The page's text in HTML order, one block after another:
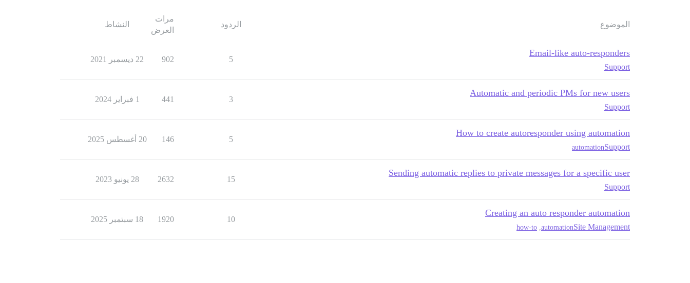
الموضوع الردود
مرات
العرض
النشاط
Email-like auto-responders
Support
5
902 22 ديسمبر 2021
Automatic and periodic PMs for new users
Support
3
441 1 فبراير 2024
How to create autoresponder using automation
Support
automation
5
146 20 أغسطس 2025
Sending automatic replies to private messages for a specific user
Support
15
2632 28 يونيو 2023
Creating an auto responder automation
Site Management
automation
how-to
10
1920 18 سبتمبر 2025